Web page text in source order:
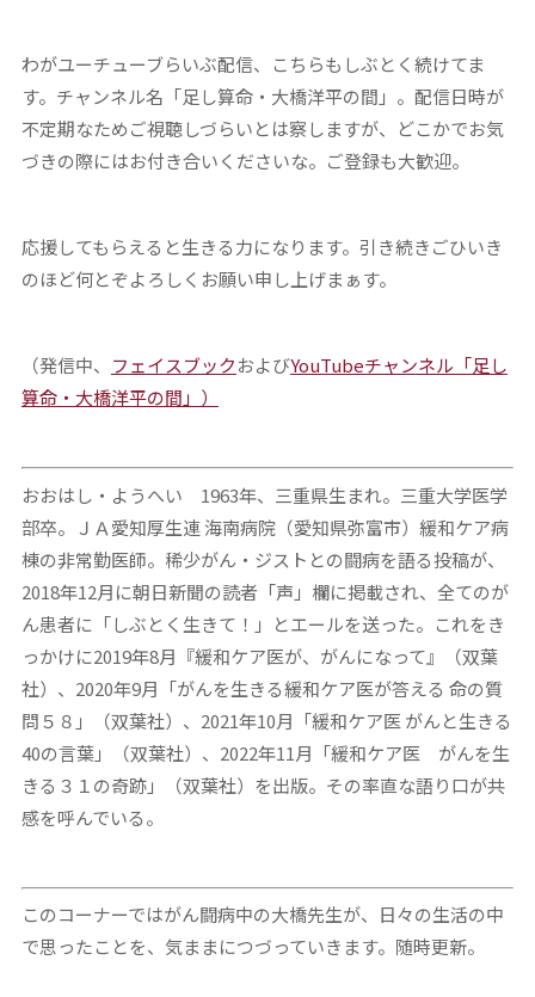
わがユーチューブらいぶ配信、こちらもしぶとく続けてま
す。チャンネル名「足し算命・大橋洋平の間」。配信日時が
不定期なためご視聴しづらいとは察しますが、どこかでお気
づきの際にはお付き合いくださいな。ご登録も大歓迎。
応援してもらえると生きる力になります。引き続きごひいき
のほど何とぞよろしくお願い申し上げまぁす。
（発信中、 フェイスブックおよびYouTubeチャンネル「足し
算命・大橋洋平の間」）
おおはし・ようへい 1963年、三重県生まれ。三重大学医学
部卒。ＪＡ愛知厚生連 海南病院（愛知県弥富市）緩和ケア病
棟の非常勤医師。稀少がん・ジストとの闘病を語る投稿が、
2018年12月に朝日新聞の読者「声」欄に掲載され、全てのが
ん患者に「しぶとく生きて！」とエールを送った。これをき
っかけに2019年8月『緩和ケア医が、がんになって』（双葉
社）、2020年9月「がんを生きる緩和ケア医が答える 命の質
問５８」（双葉社）、2021年10月「緩和ケア医 がんと生きる
40の言葉」（双葉社）、2022年11月「緩和ケア医 がんを生
きる３１の奇跡」（双葉社）を出版。その率直な語り口が共
感を呼んでいる。
このコーナーではがん闘病中の大橋先生が、日々の生活の中
で思ったことを、気ままにつづっていきます。随時更新。